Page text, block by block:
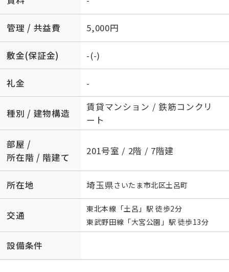
管理 / 共益費 5,000円
敷金(保証金) -(-)
礼金 -
種別 / 建物構造
賃貸マンション / 鉄筋コンクリ
ート
部屋 /
所在階 / 階建て
201号室 / 2階 / 7階建
所在地 埼玉県さいたま市北区土呂町
交通
東北本線 「土呂 」駅 徒歩2分
東武野田線 「大宮公園 」駅 徒歩13分
設備条件